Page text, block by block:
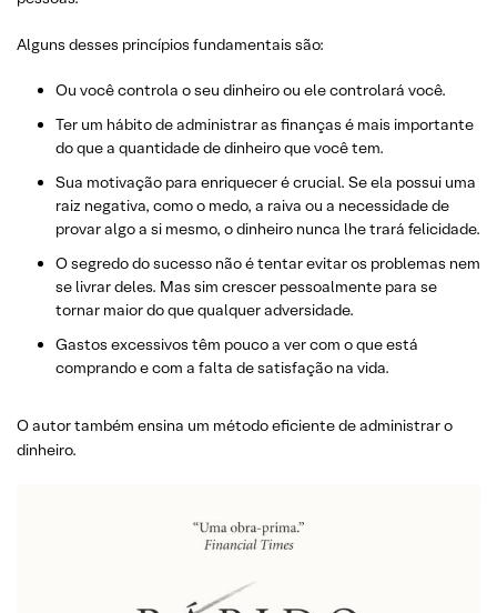
Alguns desses princípios fundamentais são:
Ou você controla o seu dinheiro ou ele controlará você.
Ter um hábito de administrar as finanças é mais importante
do que a quantidade de dinheiro que você tem.
Sua motivação para enriquecer é crucial. Se ela possui uma
raiz negativa, como o medo, a raiva ou a necessidade de
provar algo a si mesmo, o dinheiro nunca lhe trará felicidade.
O segredo do sucesso não é tentar evitar os problemas nem
se livrar deles. Mas sim crescer pessoalmente para se
tornar maior do que qualquer adversidade.
Gastos excessivos têm pouco a ver com o que está
comprando e com a falta de satisfação na vida.
O autor também ensina um método eficiente de administrar o
dinheiro.